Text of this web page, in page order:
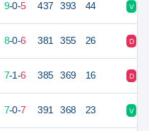
9-0-5 437 393 44 V
8-0-6 381 355 26 D
7-1-6 385 369 16 D
7-0-7 391 368 23 V